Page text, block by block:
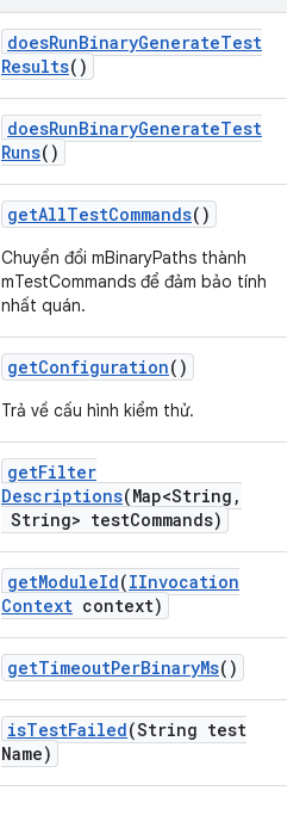
doesRunBinaryGenerateTest
Results()
doesRunBinaryGenerateTest
Runs()
getAllTestCommands()
Chuyển đổi mBinaryPaths thành
mTestCommands để đảm bảo tính
nhất quán.
getConfiguration()
Trả về cấu hình kiểm thử.
getFilter
Descriptions(Map<String ,
String> testCommands)
getModuleId(IInvocation
Context context)
getTimeoutPerBinaryMs()
isTestFailed(String test
Name)